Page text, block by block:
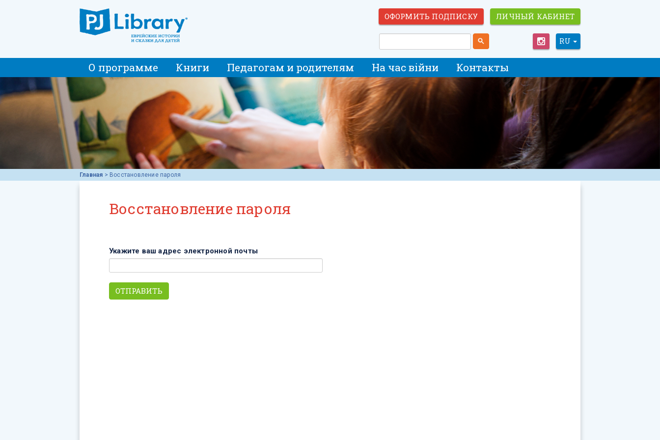
ОФОРМИТЬ ПОДПИСКУ ЛИЧНЫЙ КАБИНЕТ
RU
О программе Книги Педагогам и родителям На час війни Контакты
Главная > Восстановление пароля
Восстановление пароля
Укажите ваш адрес электронной почты